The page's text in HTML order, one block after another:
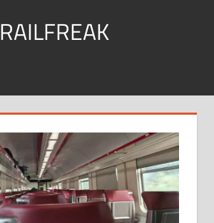
RAILFREAK